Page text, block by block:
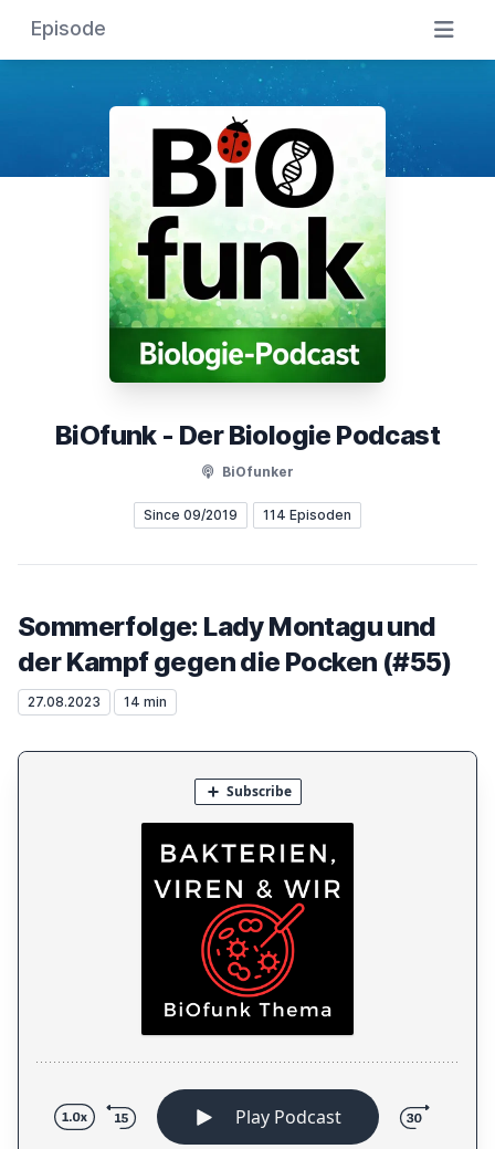
Episode
BiOfunk - Der Biologie Podcast
BiOfunker
Since 09/2019 114 Episoden
Sommerfolge: Lady Montagu und
der Kampf gegen die Pocken (#55)
27.08.2023 14 min